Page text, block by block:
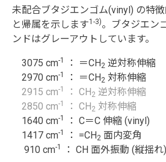
未配合ブタジエンゴム(vinyl) の特
と帰属を示します1-3)。ブタジエン
ンドはグレーアウトしています。
3075 cm-1 ： ＝CH2 逆対称伸縮
2970 cm-1 ： ＝CH2 対称伸縮
2915 cm-1 ： CH2 逆対称伸縮
2850 cm-1 ： CH2 対称伸縮
1640 cm-1
： C＝C 伸縮 (vinyl)
1417 cm-1 ： =CH2 面内変角
910 cm-1 ： CH 面外振動 (縦揺れ